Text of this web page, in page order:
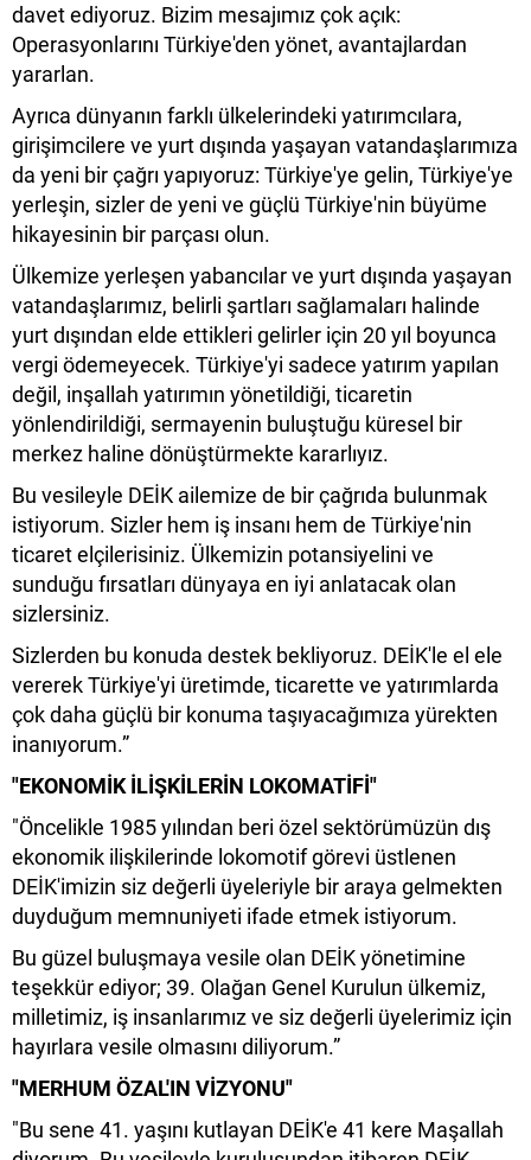
davet ediyoruz. Bizim mesajımız çok açık:
Operasyonlarını Türkiye'den yönet, avantajlardan
yararlan.
Ayrıca dünyanın farklı ülkelerindeki yatırımcılara,
girişimcilere ve yurt dışında yaşayan vatandaşlarımıza
da yeni bir çağrı yapıyoruz: Türkiye'ye gelin, Türkiye'ye
yerleşin, sizler de yeni ve güçlü Türkiye'nin büyüme
hikayesinin bir parçası olun.
Ülkemize yerleşen yabancılar ve yurt dışında yaşayan
vatandaşlarımız, belirli şartları sağlamaları halinde
yurt dışından elde ettikleri gelirler için 20 yıl boyunca
vergi ödemeyecek. Türkiye'yi sadece yatırım yapılan
değil, inşallah yatırımın yönetildiği, ticaretin
yönlendirildiği, sermayenin buluştuğu küresel bir
merkez haline dönüştürmekte kararlıyız.
Bu vesileyle DEİK ailemize de bir çağrıda bulunmak
istiyorum. Sizler hem iş insanı hem de Türkiye'nin
ticaret elçilerisiniz. Ülkemizin potansiyelini ve
sunduğu fırsatları dünyaya en iyi anlatacak olan
sizlersiniz.
Sizlerden bu konuda destek bekliyoruz. DEİK'le el ele
vererek Türkiye'yi üretimde, ticarette ve yatırımlarda
çok daha güçlü bir konuma taşıyacağımıza yürekten
inanıyorum.”
"EKONOMİK İLİŞKİLERİN LOKOMATİFİ"
"Öncelikle 1985 yılından beri özel sektörümüzün dış
ekonomik ilişkilerinde lokomotif görevi üstlenen
DEİK'imizin siz değerli üyeleriyle bir araya gelmekten
duyduğum memnuniyeti ifade etmek istiyorum.
Bu güzel buluşmaya vesile olan DEİK yönetimine
teşekkür ediyor; 39. Olağan Genel Kurulun ülkemiz,
milletimiz, iş insanlarımız ve siz değerli üyelerimiz için
hayırlara vesile olmasını diliyorum.”
"MERHUM ÖZAL'IN VİZYONU"
"Bu sene 41. yaşını kutlayan DEİK'e 41 kere Maşallah